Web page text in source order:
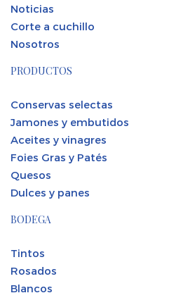
Noticias
Corte a cuchillo
Nosotros
PRODUCTOS
Conservas selectas
Jamones y embutidos
Aceites y vinagres
Foies Gras y Patés
Quesos
Dulces y panes
BODEGA
Tintos
Rosados
Blancos